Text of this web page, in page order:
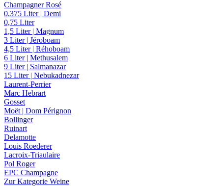
Champagner Rosé
0,375 Liter | Demi
0,75 Liter
1,5 Liter | Magnum
3 Liter | Jéroboam
4,5 Liter | Réhoboam
6 Liter | Methusalem
9 Liter | Salmanazar
15 Liter | Nebukadnezar
Laurent-Perrier
Marc Hebrart
Gosset
Moët | Dom Pérignon
Bollinger
Ruinart
Delamotte
Louis Roederer
Lacroix-Triaulaire
Pol Roger
EPC Champagne
Zur Kategorie Weine